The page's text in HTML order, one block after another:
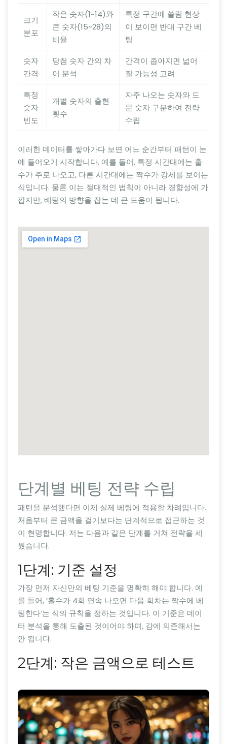
크기
분포
작은 숫자(1~14)와
큰 숫자(15~28)의
비율
특정 구간에 쏠림 현상
이 보이면 반대 구간 베
팅
숫자
간격
당첨 숫자 간의 차
이 분석
간격이 좁아지면 넓어
질 가능성 고려
특정
숫자
빈도
개별 숫자의 출현
횟수
자주 나오는 숫자와 드
문 숫자 구분하여 전략
수립
이러한 데이터를 쌓아가다 보면 어느 순간부터 패턴이 눈
에 들어오기 시작합니다. 예를 들어, 특정 시간대에는 홀
수가 주로 나오고, 다른 시간대에는 짝수가 강세를 보이는
식입니다. 물론 이는 절대적인 법칙이 아니라 경향성에 가
깝지만, 베팅의 방향을 잡는 데 큰 도움이 됩니다.
단계별 베팅 전략 수립
패턴을 분석했다면 이제 실제 베팅에 적용할 차례입니다.
처음부터 큰 금액을 걸기보다는 단계적으로 접근하는 것
이 현명합니다. 저는 다음과 같은 단계를 거쳐 전략을 세
웠습니다.
1단계: 기준 설정
가장 먼저 자신만의 베팅 기준을 명확히 해야 합니다. 예
를 들어, ‘홀수가 4회 연속 나오면 다음 회차는 짝수에 베
팅한다’는 식의 규칙을 정하는 것입니다. 이 기준은 데이
터 분석을 통해 도출된 것이어야 하며, 감에 의존해서는
안 됩니다.
2단계: 작은 금액으로 테스트